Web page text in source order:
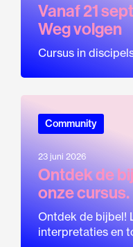
Vanaf 21
Weg volgen
Cursus in
Community
23 juni 2026
Ontdek de
onze cursus.
Ontdek de bijbel!
interpretaties en